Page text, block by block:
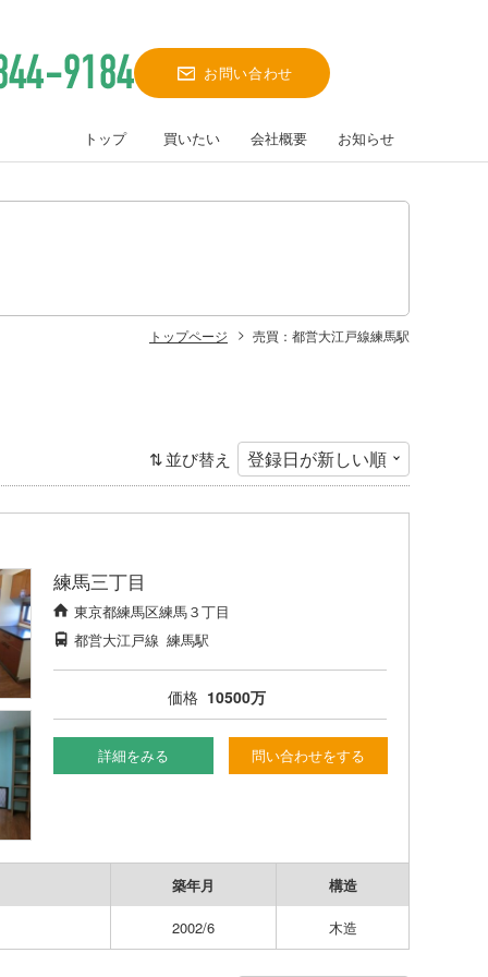
お問い合わせ
トップ 買いたい 会社概要 お知らせ
トップページ 売買：都営大江戸線練馬駅
並び替え
練馬三丁目
東京都練馬区練馬３丁目
都営大江戸線 練馬駅
価格 10500万
詳細をみる 問い合わせをする
築年月 構造
2002/6 木造